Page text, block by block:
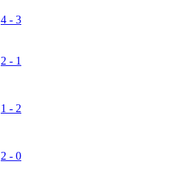
4 - 3
2 - 1
1 - 2
2 - 0